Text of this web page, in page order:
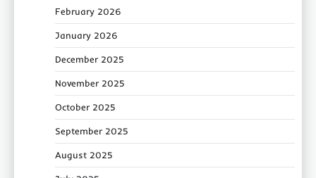
February 2026
January 2026
December 2025
November 2025
October 2025
September 2025
August 2025